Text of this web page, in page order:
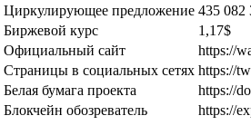
Циркулирующее предложение 435 082
Биржевой курс
1,17$
Официальный сайт
https://
Страницы в социальных сетях https://
Белая бумага проекта
https://
Блокчейн обозреватель
https://